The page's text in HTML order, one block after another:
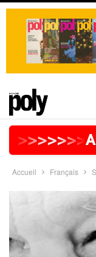
>>>>>>
Accueil Français